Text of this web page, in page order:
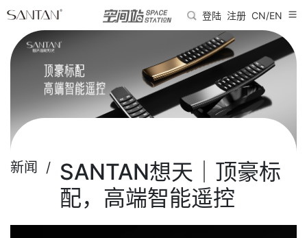
登陆 注册 CN/EN
新闻 / SANTAN想天｜顶豪标
配，高端智能遥控